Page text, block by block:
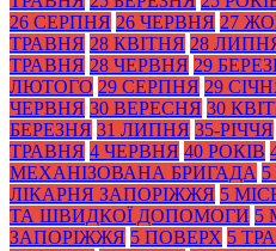
26 СЕРПНЯ 26 ЧЕРВНЯ 27
ТРАВНЯ 28 КВІТНЯ 28
ТРАВНЯ 28 ЧЕРВНЯ 29
ЛЮТОГО 29 СЕРПНЯ 29
ЧЕРВНЯ 30 ВЕРЕСНЯ 30
БЕРЕЗНЯ 31 ЛИПНЯ 35-РІЧЧЯ
ТРАВНЯ 4 ЧЕРВНЯ 40 РОКІВ
МЕХАНІЗОВАНА БРИГАДА
ЛІКАРНЯ ЗАПОРІЖЖЯ 5
ТА ШВИДКОЇ ДОПОМОГИ 5
ЗАПОРІЖЖЯ 5 ПОВЕРХ 5